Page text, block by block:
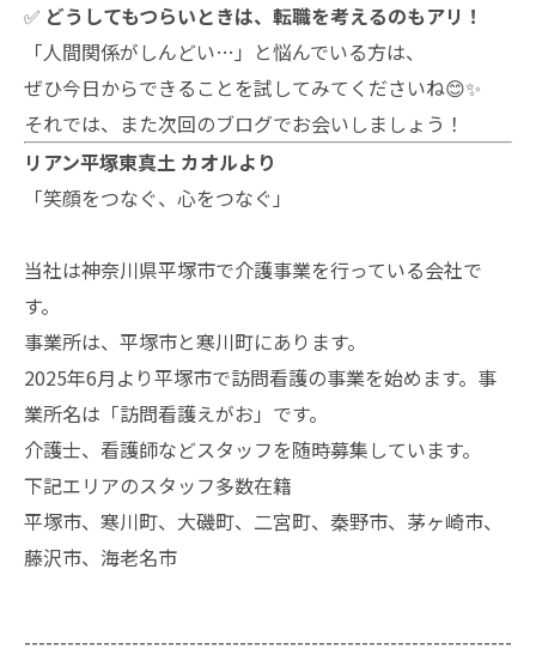
✅ どうしてもつらいときは、転職を考えるのもアリ！
「人間関係がしんどい…」と悩んでいる方は、
ぜひ今日からできることを試してみてくださいね😊✨
それでは、また次回のブログでお会いしましょう！
リアン平塚東真土 カオルより
「笑顔をつなぐ、心をつなぐ」
当社は神奈川県平塚市で介護事業を行っている会社で
す。
事業所は、平塚市と寒川町にあります。
2025年6月より平塚市で訪問看護の事業を始めます。事
業所名は「訪問看護えがお」です。
介護士、看護師などスタッフを随時募集しています。
下記エリアのスタッフ多数在籍
平塚市、寒川町、大磯町、二宮町、秦野市、茅ヶ崎市、
藤沢市、海老名市
--------------------------------------------------------------------